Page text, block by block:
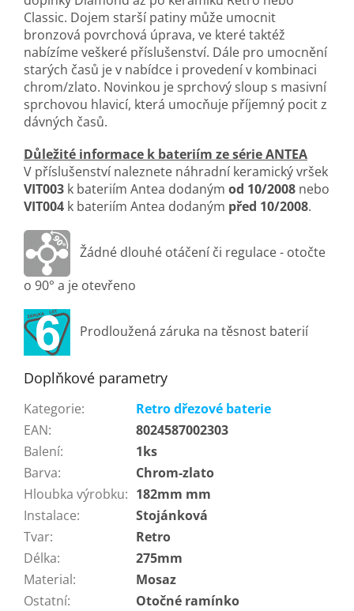
Classic. Dojem starší patiny může umocnit
bronzová povrchová úprava, ve které taktéž
nabízíme veškeré příslušenství. Dále pro umocnění
starých časů je v nabídce i provedení v kombinaci
chrom/zlato. Novinkou je sprchový sloup s masivní
sprchovou hlavicí, která umocňuje příjemný pocit z
dávných časů.
Důležité informace k bateriím ze série ANTEA
V příslušenství naleznete náhradní keramický vršek
VIT003 k bateriím Antea dodaným od 10/2008 nebo
VIT004 k bateriím Antea dodaným před 10/2008.
Žádné dlouhé otáčení či regulace - otočte
o 90° a je otevřeno
Prodloužená záruka na těsnost baterií
Doplňkové parametry
Kategorie:
Retro dřezové baterie
EAN:
8024587002303
Balení:
1ks
Barva:
Chrom-zlato
Hloubka výrobku: 182mm mm
Instalace:
Stojánková
Tvar:
Retro
Délka:
275mm
Material:
Mosaz
Ostatní:
Otočné ramínko